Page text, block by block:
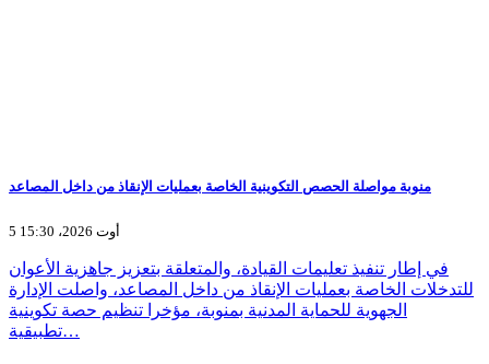
منوبة مواصلة الحصص التكوينية الخاصة بعمليات الإنقاذ من داخل المصاعد
5 أوت 2026، 15:30
في إطار تنفيذ تعليمات القيادة، والمتعلقة بتعزيز جاهزية الأعوان
للتدخلات الخاصة بعمليات الإنقاذ من داخل المصاعد، واصلت الإدارة
الجهوية للحماية المدنية بمنوبة، مؤخرا تنظيم حصة تكوينية
تطبيقية…